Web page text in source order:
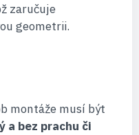
zaručuje
geometrii.
montáže musí být
a bez prachu či